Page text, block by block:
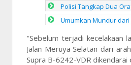
Polisi Tangkap Dua
Umumkan Mundur dari
"Sebelum terjadi kecelakaan
Jalan Meruya Selatan dari
Supra B-6242-VDR